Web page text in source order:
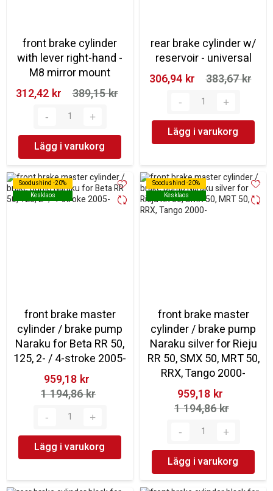
front brake cylinder
with lever right-hand -
M8 mirror mount
312,42 kr‎
389,15 kr‎
Lägg i varukorg
rear brake cylinder w/
reservoir - universal
306,94 kr‎
383,67 kr‎
Lägg i varukorg
Soodushind -20%
Kesklaos
Soodushind -20%
Kesklaos
front brake master
cylinder / brake pump
Naraku for Beta RR 50,
125, 2- / 4-stroke 2005-
959,18 kr‎
1 194,86 kr‎
Lägg i varukorg
Soodushind -20%
Kesklaos
Soodushind -20%
Kesklaos
front brake master
cylinder / brake pump
Naraku silver for Rieju
RR 50, SMX 50, MRT 50,
RRX, Tango 2000-
959,18 kr‎
1 194,86 kr‎
Lägg i varukorg